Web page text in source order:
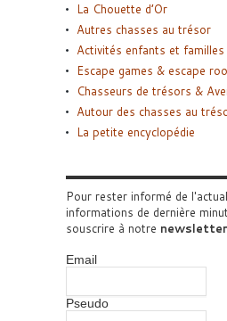
La Chouette d’Or
Autres chasses au trésor
Activités enfants et familles
Escape games & escape
Chasseurs de trésors &
Autour des chasses au
La petite encyclopédie
Pour rester informé de
informations de dernière
souscrire à notre newsletter
Email
Pseudo